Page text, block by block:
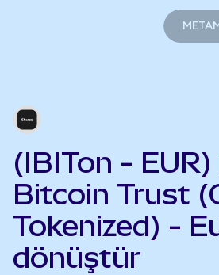
(IBITon -
Bitcoin Trust
Tokenized) -
dönüştür